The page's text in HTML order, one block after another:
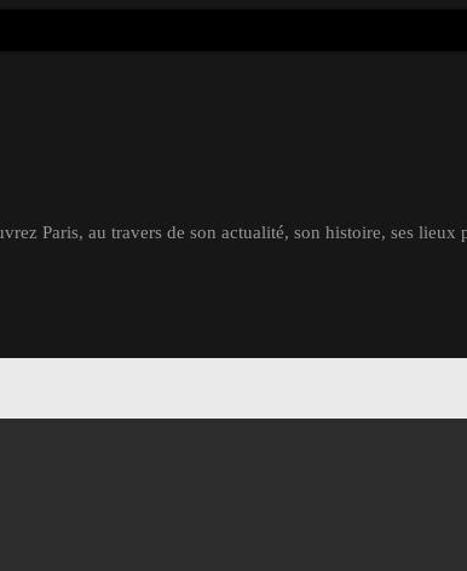
Paris, au travers de son actualité, son histoire, ses lieux